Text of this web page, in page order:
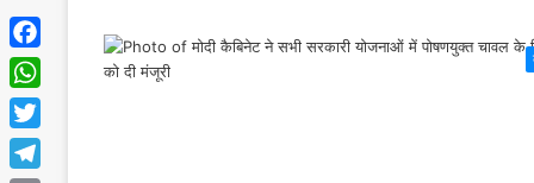
Facebook
WhatsApp
Twitter